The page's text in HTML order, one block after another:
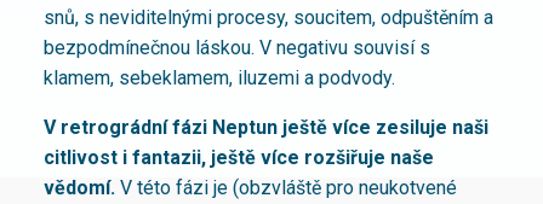
snů, s neviditelnými procesy, soucitem, odpuštěním a
bezpodmínečnou láskou. V negativu souvisí s
klamem, sebeklamem, iluzemi a podvody.
V retrográdní fázi Neptun ještě více zesiluje naši
citlivost i fantazii, ještě více rozšiřuje naše
vědomí. V této fázi je (obzvláště pro neukotvené